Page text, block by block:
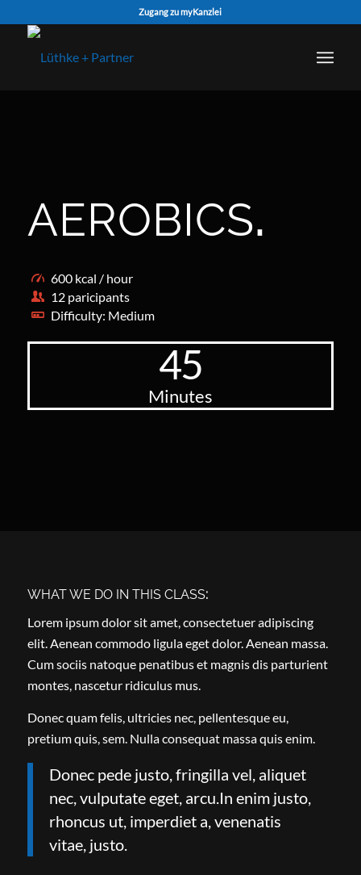
Zugang zu myKanzlei
AEROBICS.
600 kcal / hour
12 paricipants
Difficulty: Medium
45
Minutes
WHAT WE DO IN THIS CLASS:
Lorem ipsum dolor sit amet, consectetuer adipiscing
elit. Aenean commodo ligula eget dolor. Aenean massa.
Cum sociis natoque penatibus et magnis dis parturient
montes, nascetur ridiculus mus.
Donec quam felis, ultricies nec, pellentesque eu,
pretium quis, sem. Nulla consequat massa quis enim.
Donec pede justo, fringilla vel, aliquet
nec, vulputate eget, arcu.In enim justo,
rhoncus ut, imperdiet a, venenatis
vitae, justo.